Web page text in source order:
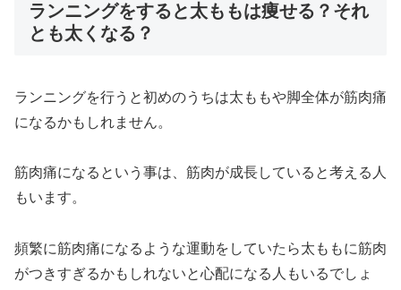
ランニングをすると太ももは痩せる？それ
とも太くなる？
ランニングを行うと初めのうちは太ももや脚全体が筋肉痛
になるかもしれません。
筋肉痛になるという事は、筋肉が成長していると考える人
もいます。
頻繁に筋肉痛になるような運動をしていたら太ももに筋肉
がつきすぎるかもしれないと心配になる人もいるでしょ